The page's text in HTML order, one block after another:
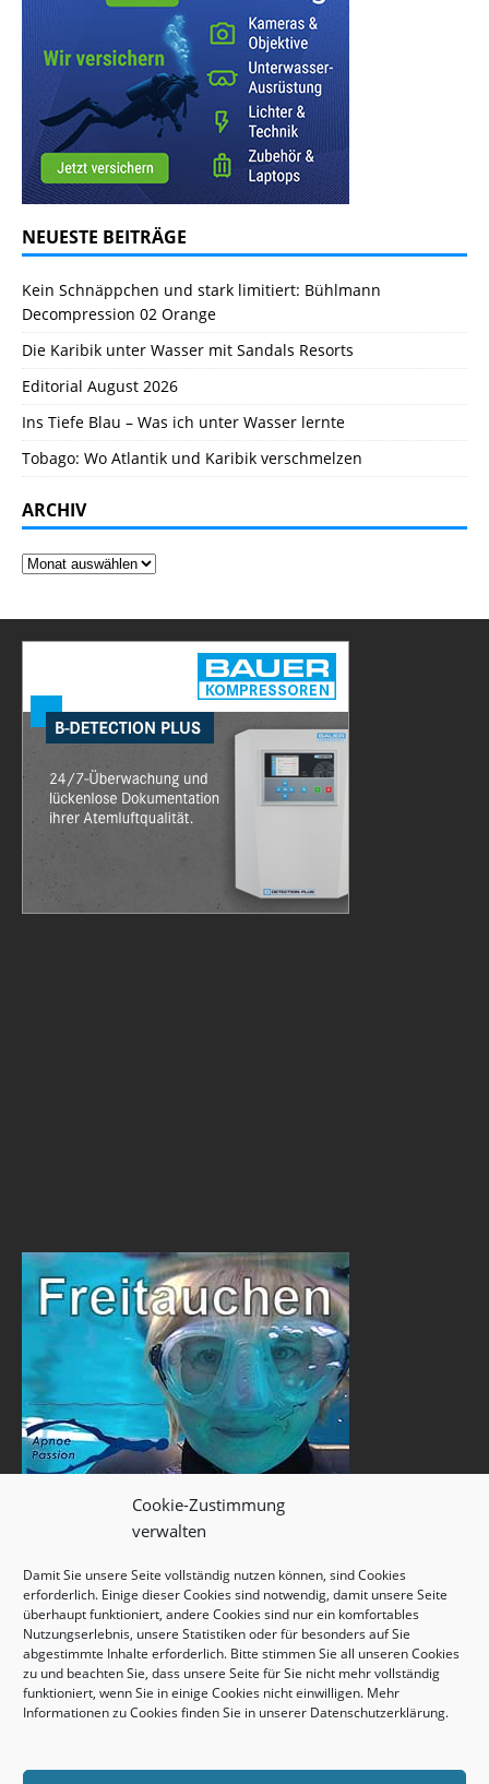
Cookie-Zustimmung
verwalten
Damit Sie unsere Seite vollständig nutzen können, sind Cookies
erforderlich. Einige dieser Cookies sind notwendig, damit unsere Seite
überhaupt funktioniert, andere Cookies sind nur ein komfortables
Nutzungserlebnis, unsere Statistiken oder für besonders auf Sie
abgestimmte Inhalte erforderlich. Bitte stimmen Sie all unseren Cookies
zu und beachten Sie, dass unsere Seite für Sie nicht mehr vollständig
funktioniert, wenn Sie in einige Cookies nicht einwilligen. Mehr
Informationen zu Cookies finden Sie in unserer Datenschutzerklärung.
NEUESTE BEITRÄGE
Kein Schnäppchen und stark limitiert: Bühlmann
Decompression 02 Orange
Die Karibik unter Wasser mit Sandals Resorts
Editorial August 2026
Ins Tiefe Blau – Was ich unter Wasser lernte
Tobago: Wo Atlantik und Karibik verschmelzen
ARCHIV